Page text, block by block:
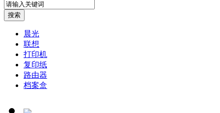
晨光
联想
打印机
复印纸
路由器
档案盒